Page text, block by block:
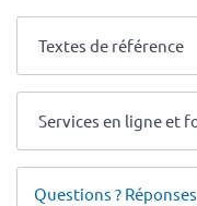
Textes de référence
Services en ligne et
Questions ?